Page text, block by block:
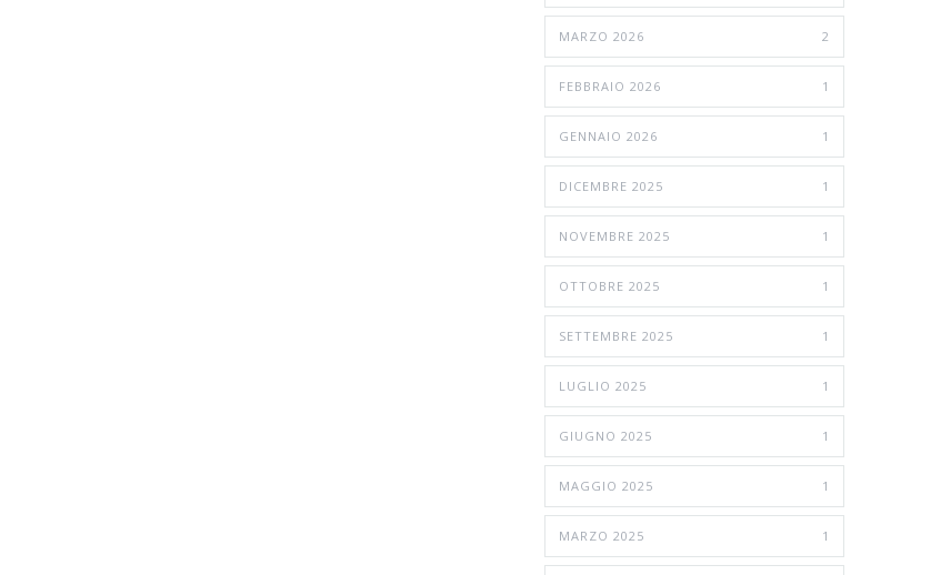
MARZO 2026 2
FEBBRAIO 2026 1
GENNAIO 2026 1
DICEMBRE 2025 1
NOVEMBRE 2025 1
OTTOBRE 2025 1
SETTEMBRE 2025 1
LUGLIO 2025 1
GIUGNO 2025 1
MAGGIO 2025 1
MARZO 2025 1